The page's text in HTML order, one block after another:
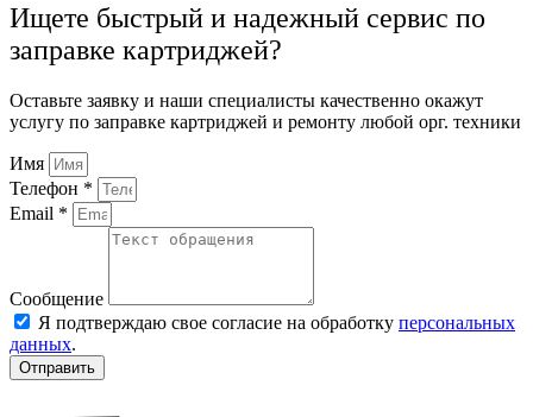
Ищете быстрый и надежный сервис по
заправке картриджей?
Оставьте заявку и наши специалисты качественно окажут
услугу по заправке картриджей и ремонту любой орг. техники
Имя
Телефон *
Email *
Сообщение
Я подтверждаю свое согласие на обработку персональных
данных.
Отправить